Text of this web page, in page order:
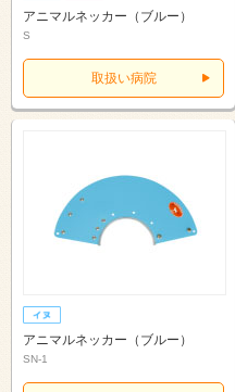
アニマルネッカー（ブルー）
S
取扱い病院
アニマルネッカー（ブルー）
SN-1